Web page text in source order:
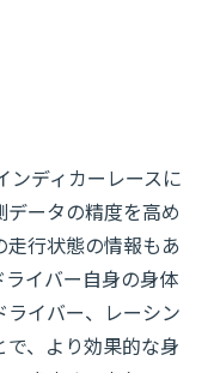
ディカーレースに
ータの精度を高め
行状態の情報もあ
イバー自身の身体
イバー、レーシン
、より効果的な身